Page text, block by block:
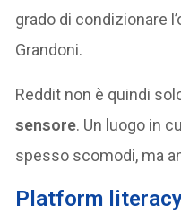
grado di condizionare
Grandoni.
Reddit non è quindi
sensore. Un luogo in
spesso scomodi, ma
Platform